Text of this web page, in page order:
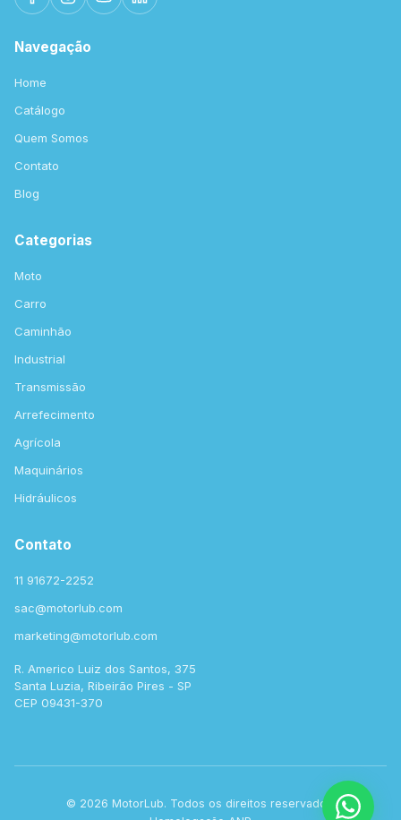
Navegação
Home
Catálogo
Quem Somos
Contato
Blog
Categorias
Moto
Carro
Caminhão
Industrial
Transmissão
Arrefecimento
Agrícola
Maquinários
Hidráulicos
Contato
11 91672-2252
sac@motorlub.com
marketing@motorlub.com
R. Americo Luiz dos Santos, 375
Santa Luzia, Ribeirão Pires - SP
CEP 09431-370
© 2026 MotorLub. Todos os direitos reservados.